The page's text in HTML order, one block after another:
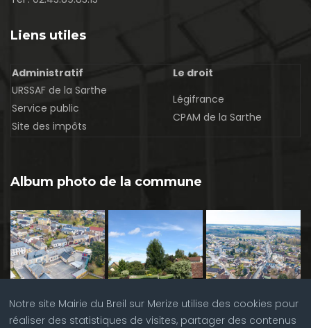
Notre site Mairie du Breil sur Merize utilise des cookies pour
réaliser des statistiques de visites, partager des contenus
Liens utiles
Administratif
Le droit
URSSAF de la Sarthe
Service public
Site des impôts
Légifrance
CPAM de la Sarthe
Album photo de la commune